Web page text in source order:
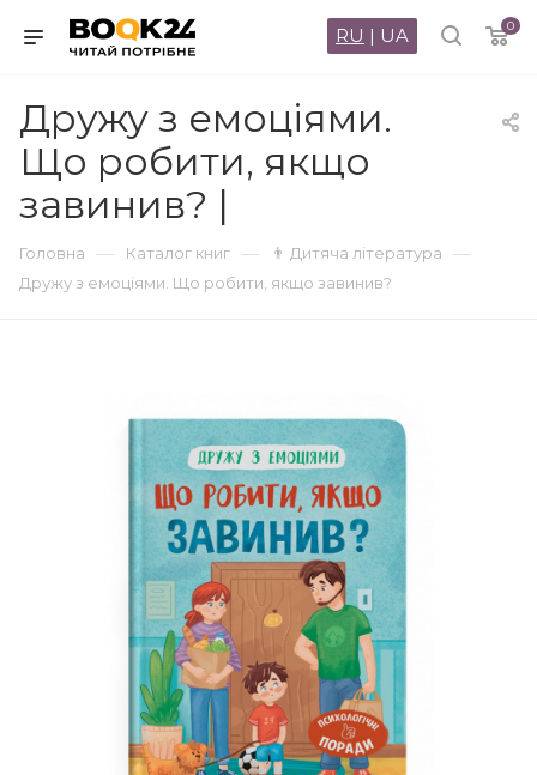
0
RU | UA
Дружу з емоціями.
Що робити, якщо
завинив? |
Головна — Каталог книг — 👨 Дитяча література —
Дружу з емоціями. Що робити, якщо завинив?